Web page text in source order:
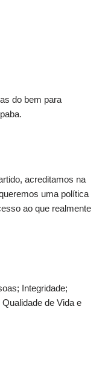
do bem para
acreditamos na
uma política
ao que realmente
Integridade;
de Vida e